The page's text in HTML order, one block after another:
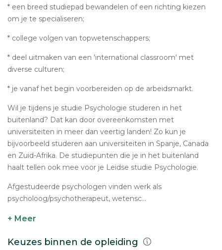
* een breed studiepad bewandelen of een richting kiezen
om je te specialiseren;
* college volgen van topwetenschappers;
* deel uitmaken van een 'international classroom' met
diverse culturen;
* je vanaf het begin voorbereiden op de arbeidsmarkt.
Wil je tijdens je studie Psychologie studeren in het
buitenland? Dat kan door overeenkomsten met
universiteiten in meer dan veertig landen! Zo kun je
bijvoorbeeld studeren aan universiteiten in Spanje, Canada
en Zuid-Afrika. De studiepunten die je in het buitenland
haalt tellen ook mee voor je Leidse studie Psychologie.
Afgestudeerde psychologen vinden werk als
psycholoog/psychotherapeut, wetensc...
+ Meer
Keuzes binnen de opleiding